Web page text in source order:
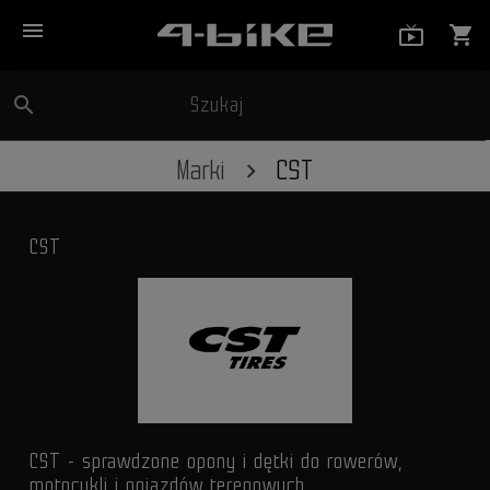
menu shopping_cart
search Szukaj
Marki CST
CST
CST - sprawdzone opony i dętki do rowerów,
motocykli i pojazdów terenowych